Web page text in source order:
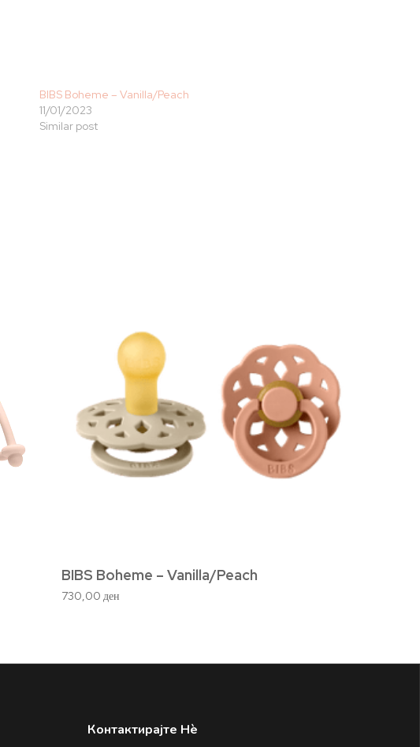
BIBS Boheme – Vanilla/Peach
11/01/2023
Similar post
BIBS Boheme – Vanilla/Peach
730,00 ден
Контактирајте Нè